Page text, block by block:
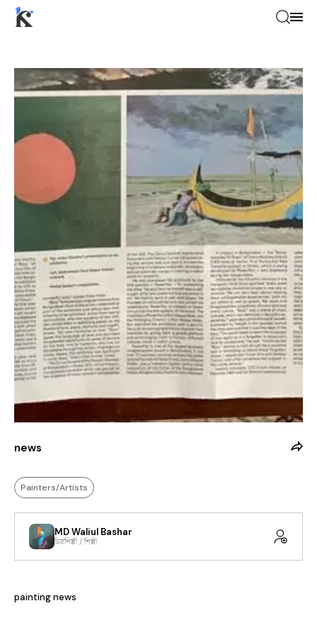
news
Painters/Artists
MD Waliul Bashar
চিত্রশিল্পী / শিল্পী
painting news